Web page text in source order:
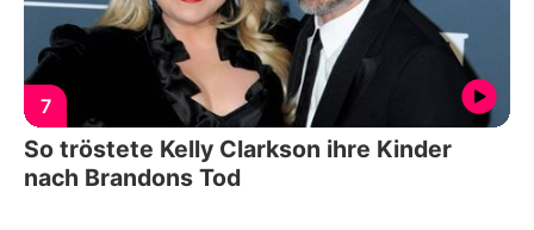
7
So tröstete Kelly Clarkson ihre Kinder
nach Brandons Tod